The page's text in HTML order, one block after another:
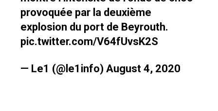
provoquée par la deuxième
explosion du port de Beyrouth.
pic.twitter.com/V64fUvsK2S
— Le1 (@le1info) August 4, 2020